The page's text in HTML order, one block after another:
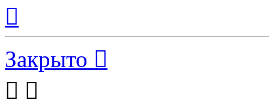
началу
Закрыто